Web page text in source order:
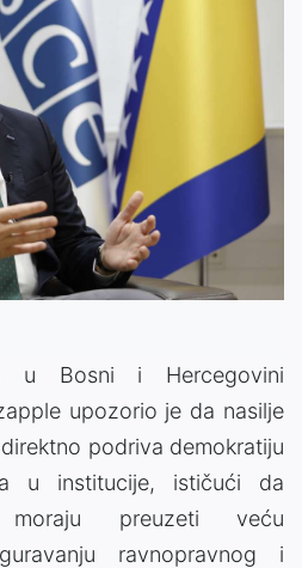
u Bosni i Hercegovini
upozorio je da nasilje
podriva demokratiju
u institucije, ističući da
preuzeti veću
ravnopravnog i